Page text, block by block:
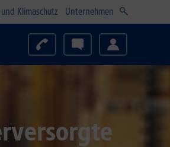
Klimaschutz Unternehmen